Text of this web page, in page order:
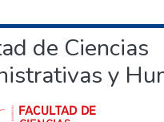
de Ciencias
y